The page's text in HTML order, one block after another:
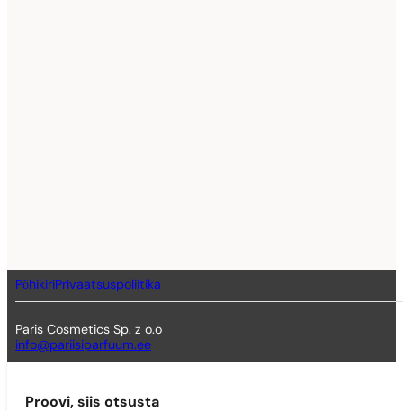
PõhikiriPrivaatsuspoliitika
Paris Cosmetics Sp. z o.o
info@pariisiparfuum.ee
Proovi, siis otsusta